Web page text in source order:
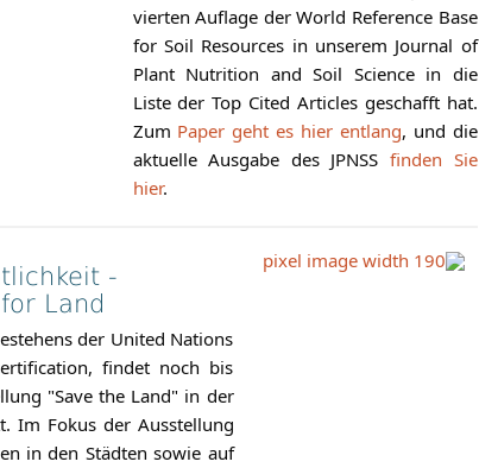
vierten Auflage der World Reference Base
for Soil Resources in unserem Journal of
Plant Nutrition and Soil Science in die
Liste der Top Cited Articles geschafft hat.
Zum Paper geht es hier entlang, und die
aktuelle Ausgabe des JPNSS finden Sie
hier.
-
Land
der United Nations
findet noch bis
"Save the Land" in der
Im Fokus der Ausstellung
in den Städten sowie auf